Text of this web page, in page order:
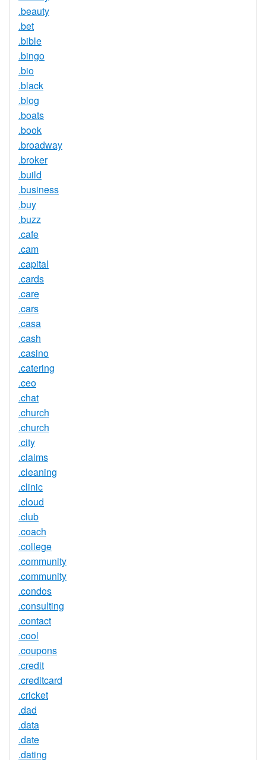
.beauty
.bet
.bible
.bingo
.bio
.black
.blog
.boats
.book
.broadway
.broker
.build
.business
.buy
.buzz
.cafe
.cam
.capital
.cards
.care
.cars
.casa
.cash
.casino
.catering
.ceo
.chat
.church
.church
.city
.claims
.cleaning
.clinic
.cloud
.club
.coach
.college
.community
.community
.condos
.consulting
.contact
.cool
.coupons
.credit
.creditcard
.cricket
.dad
.data
.date
.dating